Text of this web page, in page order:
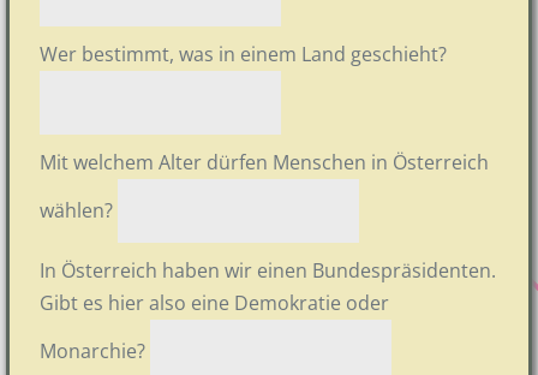
Wer bestimmt, was in einem Land geschieht?
Mit welchem Alter dürfen Menschen in Österreich
wählen?
In Österreich haben wir einen Bundespräsidenten.
Gibt es hier also eine Demokratie oder
Monarchie?